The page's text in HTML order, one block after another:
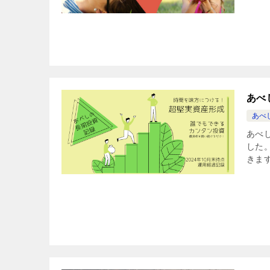
あべ
あべ
あべ
した
きま